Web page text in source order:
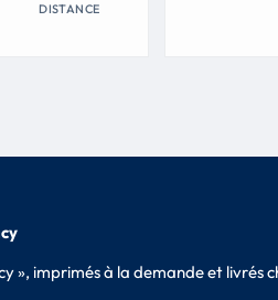
DISTANCE
», imprimés à la demande et livrés